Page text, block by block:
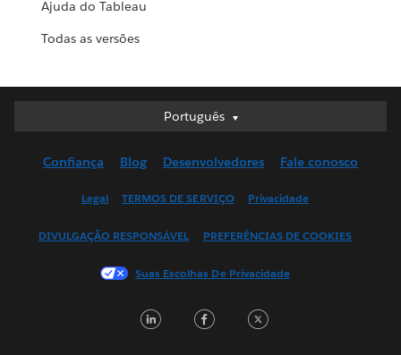
Ajuda do Tableau
Todas as versões
Português
Português
English (UK)
Français (Canada)
日本語
Confiança Blog Desenvolvedores Fale conosco
Legal TERMOS DE SERVIÇO Privacidade
DIVULGAÇÃO RESPONSÁVEL PREFERÊNCIAS DE COOKIES
Suas Escolhas De Privacidade
LinkedInFacebook